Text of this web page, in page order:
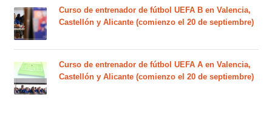
Curso de entrenador de fútbol UEFA B en Valencia,
Castellón y Alicante (comienzo el 20 de septiembre)
Curso de entrenador de fútbol UEFA A en Valencia,
Castellón y Alicante (comienzo el 20 de septiembre)